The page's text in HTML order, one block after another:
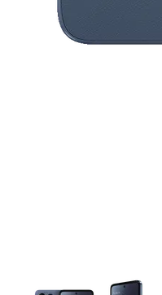
This carousel contains a